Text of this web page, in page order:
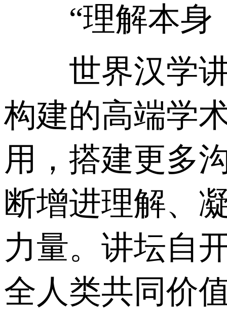
“理解本身，
世界汉学讲
构建的高端学
用，搭建更多
断增进理解、
力量。讲坛自
全人类共同价